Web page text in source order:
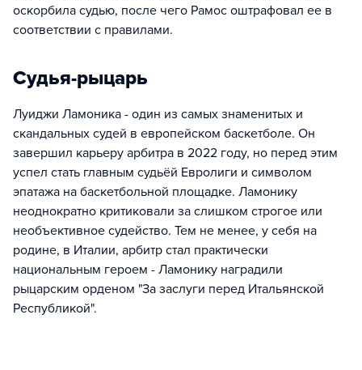
оскорбила судью, после чего Рамос оштрафовал ее в
соответствии с правилами.
Судья-рыцарь
Луиджи Ламоника - один из самых знаменитых и
скандальных судей в европейском баскетболе. Он
завершил карьеру арбитра в 2022 году, но перед этим
успел стать главным судьёй Евролиги и символом
эпатажа на баскетбольной площадке. Ламонику
неоднократно критиковали за слишком строгое или
необъективное судейство. Тем не менее, у себя на
родине, в Италии, арбитр стал практически
национальным героем - Ламонику наградили
рыцарским орденом "За заслуги перед Итальянской
Республикой".